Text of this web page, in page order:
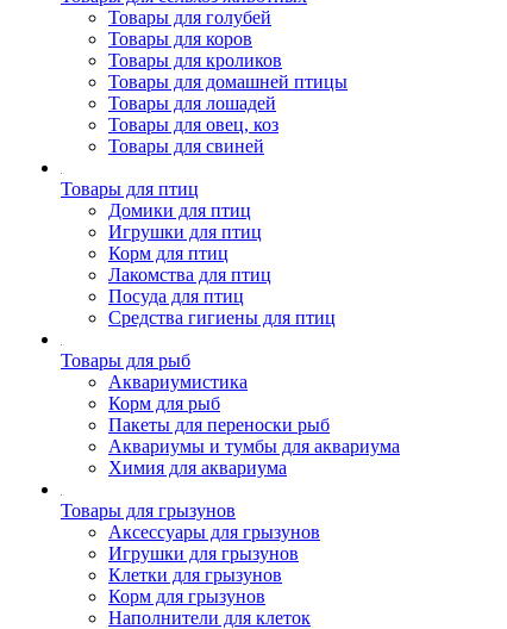
Товары для голубей
Товары для коров
Товары для кроликов
Товары для домашней птицы
Товары для лошадей
Товары для овец, коз
Товары для свиней
Товары для птиц
Домики для птиц
Игрушки для птиц
Корм для птиц
Лакомства для птиц
Посуда для птиц
Средства гигиены для птиц
Товары для рыб
Аквариумистика
Корм для рыб
Пакеты для переноски рыб
Аквариумы и тумбы для аквариума
Химия для аквариума
Товары для грызунов
Аксессуары для грызунов
Игрушки для грызунов
Клетки для грызунов
Корм для грызунов
Наполнители для клеток